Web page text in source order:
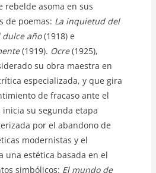
rebelde asoma en sus
de poemas: La inquietud del
dulce año(1918) e
(1919). Ocre(1925),
su obra maestra en
especializada, y que gira
de fracaso ante el
inicia su segunda etapa
por el abandono de
modernistas y el
una estética basada en el
simbólicos: El mundo de